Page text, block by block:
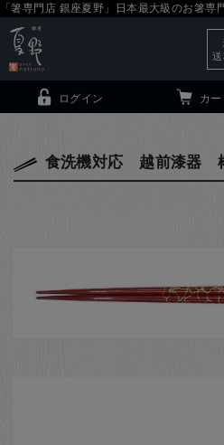
「箸専門店 銀座夏野」日本最大級のお箸専
ログイン カー
食洗機対応 越前漆器